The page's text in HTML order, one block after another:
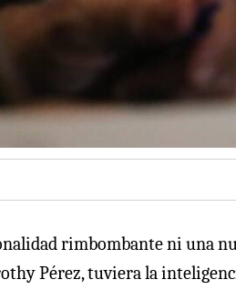
rimbombante ni una
Pérez, tuviera la